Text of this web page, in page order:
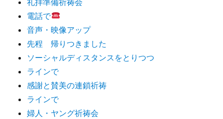
電話で
音声・映像アップ
先程 帰りつきました
ソーシャルディスタンスをとりつつ
ラインで
感謝と賛美の連鎖祈祷
ラインで
婦人・ヤング祈祷会